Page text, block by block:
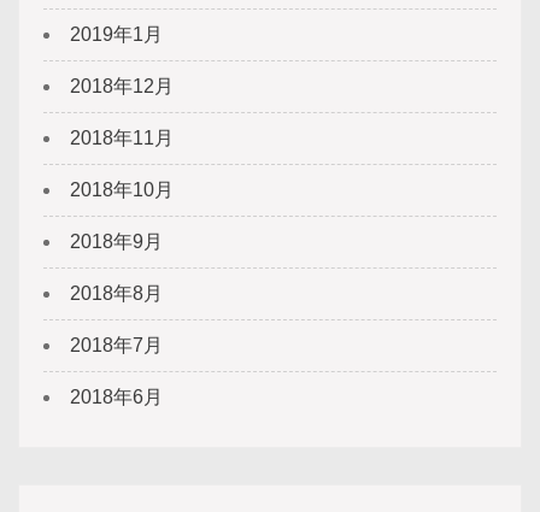
2019年1月
2018年12月
2018年11月
2018年10月
2018年9月
2018年8月
2018年7月
2018年6月